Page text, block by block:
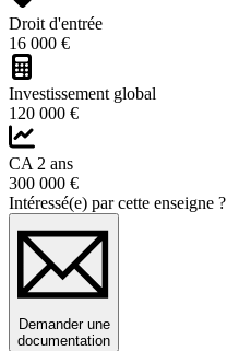
Droit d'entrée
16 000 €
Investissement global
120 000 €
CA 2 ans
300 000 €
Intéressé(e) par cette enseigne ?
Demander une
documentation